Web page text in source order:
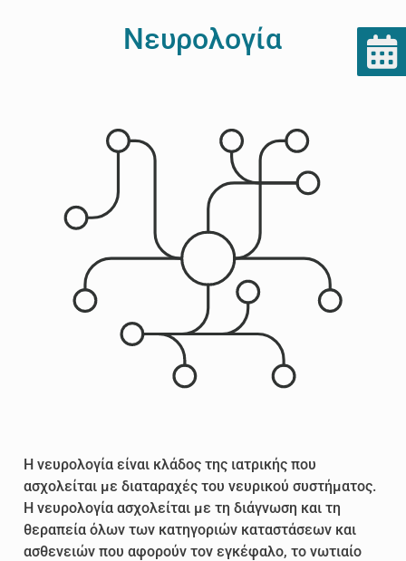
Νευρολογία
Η νευρολογία είναι κλάδος της ιατρικής που
ασχολείται με διαταραχές του νευρικού συστήματος.
Η νευρολογία ασχολείται με τη διάγνωση και τη
θεραπεία όλων των κατηγοριών καταστάσεων και
ασθενειών που αφορούν τον εγκέφαλο, το νωτιαίο